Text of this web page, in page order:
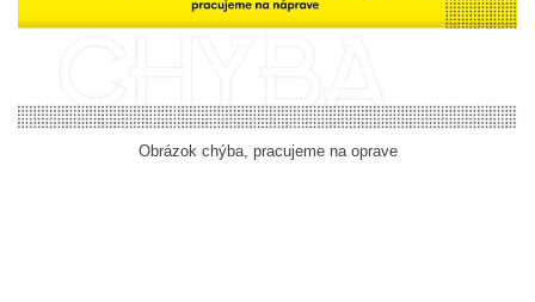
Obrázok chýba, pracujeme na oprave